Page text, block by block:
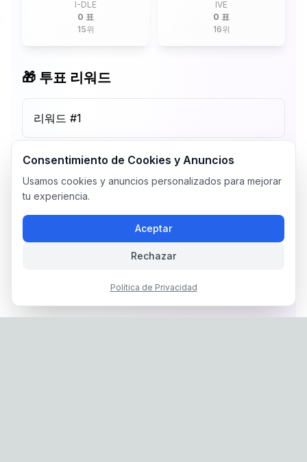
I-DLE
0 표
15위
IVE
0 표
16위
🎁 투표 리워드
리워드 #1
Consentimiento de Cookies y Anuncios
Usamos cookies y anuncios personalizados para mejorar
tu experiencia.
Aceptar
Rechazar
Política de Privacidad